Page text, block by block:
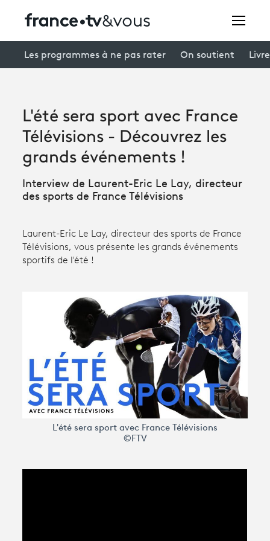
connexion
Avantages fidélité
Creators
À la une
Participer et assister à une émission
À votre écoute
Productions et innovation
Programme tv
Les programmes à ne pas rater On soutient
L'été sera sport avec France
Télévisions - Découvrez les
grands événements !
Interview de Laurent-Eric Le Lay, directeur
des sports de France Télévisions
Laurent-Eric Le Lay, directeur des sports de France
Télévisions, vous présente les grands événements
sportifs de l'été !
L'été sera sport avec France Télévisions
©FTV